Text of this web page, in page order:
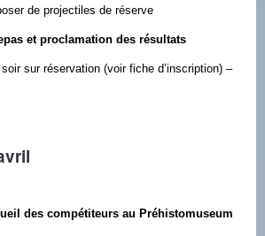
de projectiles de réserve
et proclamation des résultats
sur réservation (voir fiche d’inscription) –
des compétiteurs au Préhistomuseum